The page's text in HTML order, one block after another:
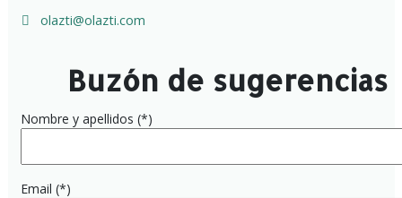
olazti@olazti.com
Buzón de sugerencias
Nombre y apellidos (*)
Email (*)